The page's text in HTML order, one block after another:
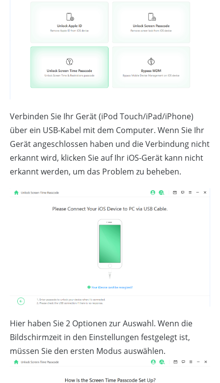
Verbinden Sie Ihr Gerät (iPod Touch/iPad/iPhone)
über ein USB-Kabel mit dem Computer. Wenn Sie Ihr
Gerät angeschlossen haben und die Verbindung nicht
erkannt wird, klicken Sie auf Ihr iOS-Gerät kann nicht
erkannt werden, um das Problem zu beheben.
Hier haben Sie 2 Optionen zur Auswahl. Wenn die
Bildschirmzeit in den Einstellungen festgelegt ist,
müssen Sie den ersten Modus auswählen.